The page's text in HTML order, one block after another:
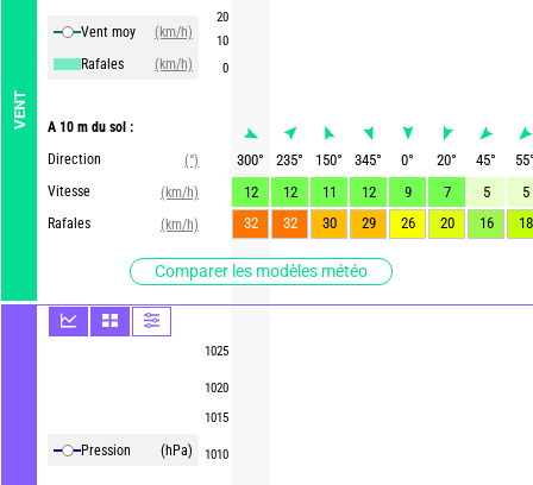
VENT
Vent moy
(km/h)
Rafales
(km/h)
A 10 m du sol :
Direction
(°)
Vitesse
(km/h)
Rafales
(km/h)
Comparer les modèles météo
Pression (hPa)
20
10
0
1025
1020
1015
1010
300° 235° 150° 345° 0° 20° 45° 55
12
12 11 12 9 7 5
5
32
32 30 29 26 20 16 18